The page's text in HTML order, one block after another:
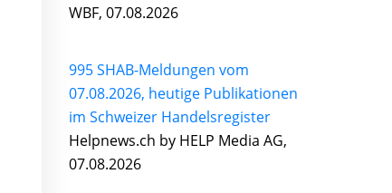
WBF, 07.08.2026
995 SHAB-Meldungen vom
07.08.2026, heutige Publikationen
im Schweizer Handelsregister
Helpnews.ch by HELP Media AG,
07.08.2026